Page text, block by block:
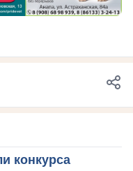
конкурса